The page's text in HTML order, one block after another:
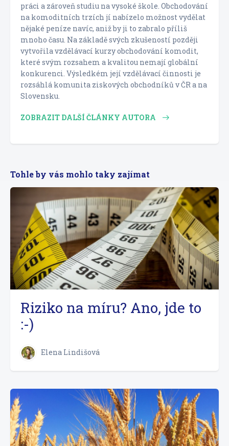
práci a zároveň studiu na vysoké škole. Obchodování
na komoditních trzích jí nabízelo možnost vydělat
nějaké peníze navíc, aniž by ji to zabralo příliš
mnoho času. Na základě svých zkušeností později
vytvořila vzdělávací kurzy obchodování komodit,
které svým rozsahem a kvalitou nemají globální
konkurenci. Výsledkém její vzdělávací činnosti je
rozsáhlá komunita ziskových obchodníků v ČR a na
Slovensku.
ZOBRAZIT DALŠÍ ČLÁNKY AUTORA
Tohle by vás mohlo taky zajímat
Riziko na míru? Ano, jde to
:-)
Elena Lindišová